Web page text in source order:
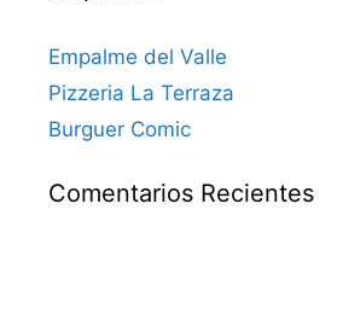
Empalme del Valle
Pizzeria La Terraza
Burguer Comic
Comentarios Recientes